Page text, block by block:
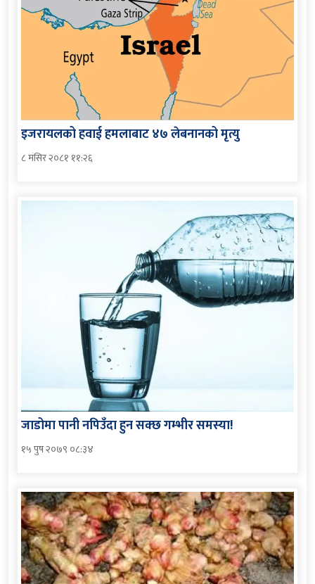
इजरायलको हवाई हमलाबाट ४७ लेबनानको मृत्यु
८ मंसिर २०८१ ११:२६
जाडोमा पानी नपिउँदा हुन सक्छ गम्भीर समस्या!
१५ पुष २०७९ ०८:३४